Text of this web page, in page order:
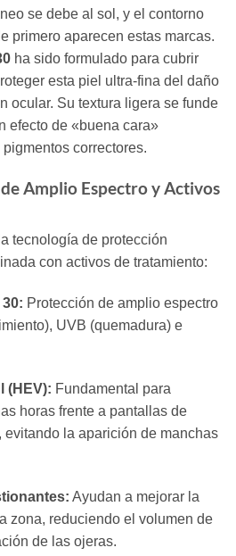
se debe al sol, y el contorno
primero aparecen estas marcas.
ha sido formulado para cubrir
esta piel ultra-fina del daño
ocular. Su textura ligera se funde
efecto de «buena cara»
correctores.
Amplio Espectro y Activos
tecnología de protección
con activos de tratamiento:
Protección de amplio espectro
UVB (quemadura) e
(HEV): Fundamental para
horas frente a pantallas de
evitando la aparición de manchas
Ayudan a mejorar la
zona, reduciendo el volumen de
de las ojeras.